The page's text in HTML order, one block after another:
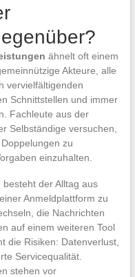
ähnelt oft einem
Akteure, alle
vervielfältigenden
Schnittstellen und immer
Fachleute aus der
Selbständige versuchen,
zu
einzuhalten.
der Alltag aus
Anmeldplattform zu
die Nachrichten
auf einem weiteren Tool
die Risiken: Datenverlust,
Servicequalität.
stehen vor